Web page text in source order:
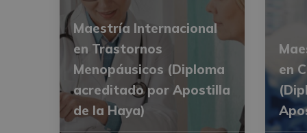
Maestría Internacional
en Trastornos
Menopáusicos (Diploma
acreditado por Apostilla
de la Haya)
en